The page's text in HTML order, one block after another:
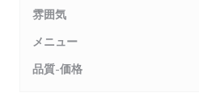
雰囲気
メニュー
品質-価格